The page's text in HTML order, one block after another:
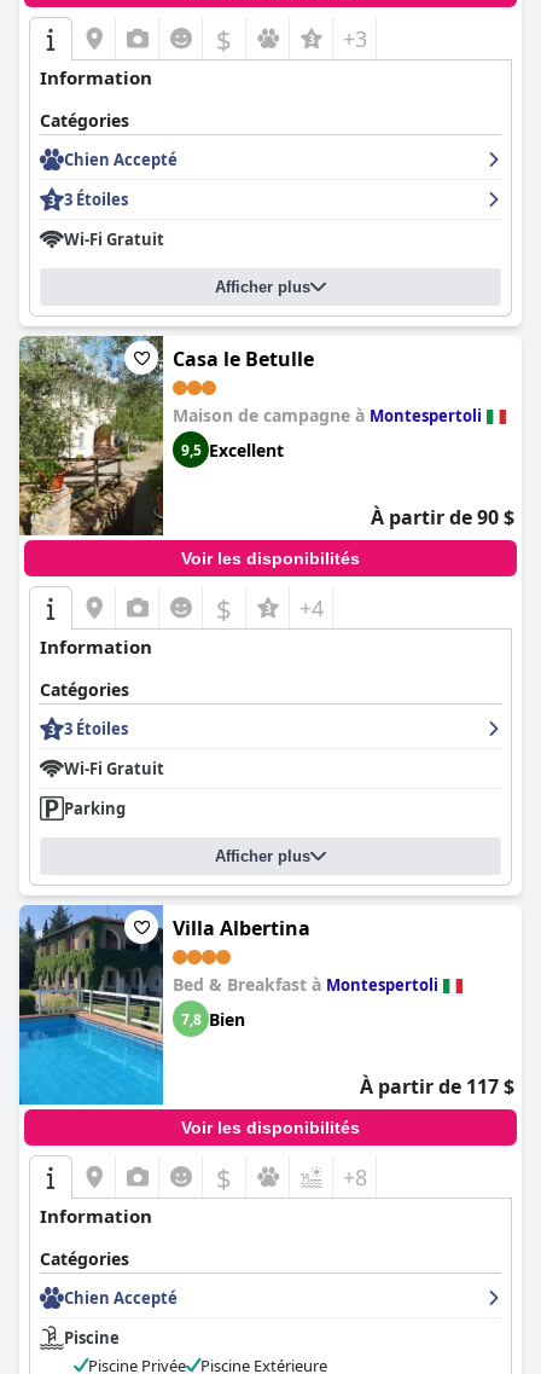
$ +3
Information
Catégories
Chien Accepté
3 Étoiles
Wi-Fi Gratuit
Afficher plus
Casa le Betulle
Maison de campagne à Montespertoli
9,5 Excellent
À partir de 90 $
Voir les disponibilités
$ +4
Information
Catégories
3 Étoiles
Wi-Fi Gratuit
Parking
Afficher plus
Villa Albertina
Bed & Breakfast à Montespertoli
7,8 Bien
À partir de 117 $
Voir les disponibilités
$ +8
Information
Catégories
Chien Accepté
Piscine
Piscine Privée
Piscine Extérieure